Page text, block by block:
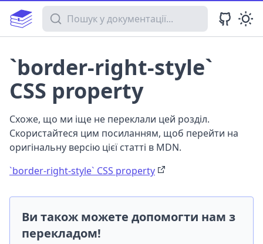
Пошук у документації
`border-right-style`
CSS property
Схоже, що ми іще не переклали цей розділ.
Скористайтеся цим посиланням, щоб перейти на
оригінальну версію цієї статті в MDN.
`border-right-style` CSS property
Ви також можете допомогти нам з
перекладом!